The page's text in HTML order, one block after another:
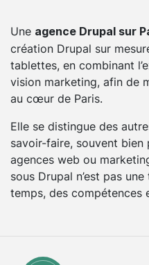
Une agence Drupal sur
création Drupal sur
tablettes, en combinant
vision marketing, afin de
au cœur de Paris.
Elle se distingue des
savoir-faire, souvent bien
agences web ou
sous Drupal n’est pas
temps, des compétences